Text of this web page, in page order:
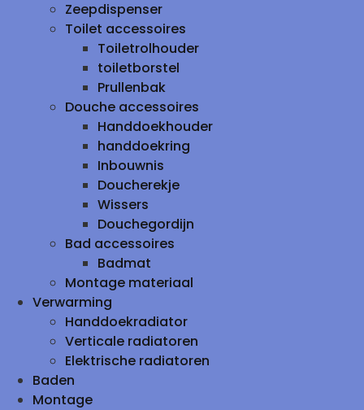
Zeepdispenser
Toilet accessoires
Toiletrolhouder
toiletborstel
Prullenbak
Douche accessoires
Handdoekhouder
handdoekring
Inbouwnis
Doucherekje
Wissers
Douchegordijn
Bad accessoires
Badmat
Montage materiaal
Verwarming
Handdoekradiator
Verticale radiatoren
Elektrische radiatoren
Baden
Montage